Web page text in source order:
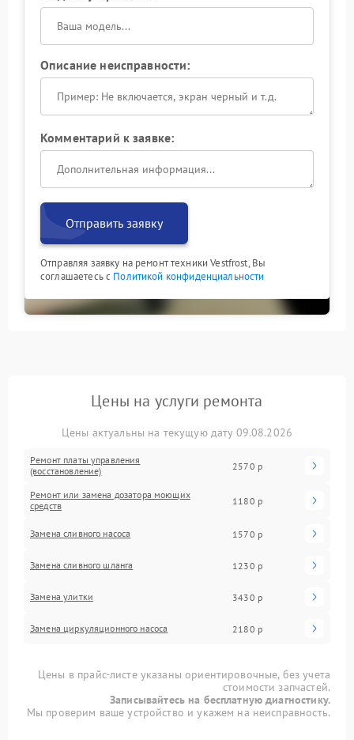
Описание неисправности:
Комментарий к заявке:
Отправить заявку
Отправляя заявку на ремонт техники Vestfrost, Вы
соглашаетесь с Политикой конфиденциальности
Цены на услуги ремонта
Цены актуальны на текущую дату 09.08.2026
Ремонт платы управления
(восстановление)
2570 р
Ремонт или замена дозатора моющих
средств
1180 р
Замена сливного насоса 1570 р
Замена сливного шланга 1230 р
Замена улитки 3430 р
Замена циркуляционного насоса 2180 р
Цены в прайс-листе указаны ориентировочные, без учета
стоимости запчастей.
Записывайтесь на бесплатную диагностику.
Мы проверим ваше устройство и укажем на неисправность.